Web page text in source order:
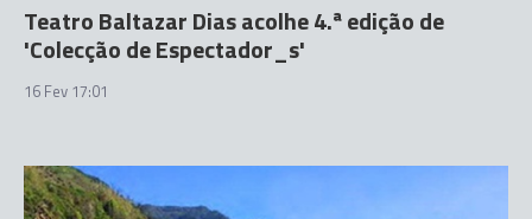
Teatro Baltazar Dias acolhe 4.ª edição de
'Colecção de Espectador_s'
16 Fev 17:01